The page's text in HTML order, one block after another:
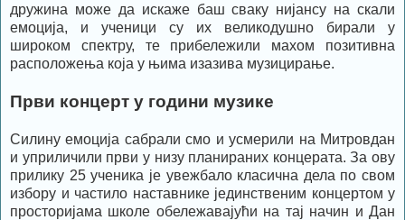
дружина може да искаже баш сваку нијансу на скали
емоција, и ученици су их великодушно бирали у
широком спектру, те прибележили махом позитивна
расположења која у њима изазива музицирање.
Први концерт у години музике
Силину емоција сабрали смо и усмерили на Митровдан
и уприличили први у низу планираних концерата. За ову
прилику 25 ученика је увежбало класична дела по свом
избору и частило наставнике јединственим концертом у
просторијама школе обележавајући на тај начин и Дан